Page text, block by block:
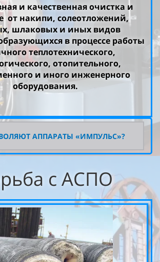
и качественная очистка и
от накипи, солеотложений,
шлаковых и иных видов
в процессе работы
теплотехнического,
отопительного,
и иного инженерного
оборудования.
АППАРАТЫ «ИМПУЛЬС»?
с АСПО